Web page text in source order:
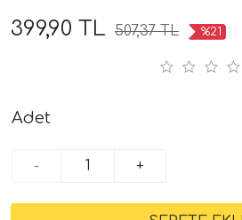
399,90 TL 507,37 TL %21
Adet
- +